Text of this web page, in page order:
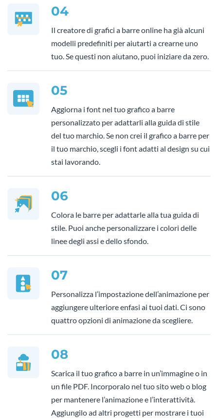
04
Il creatore di grafici a barre online ha già alcuni
modelli predefiniti per aiutarti a crearne uno
tuo. Se questi non aiutano, puoi iniziare da zero.
05
Aggiorna i font nel tuo grafico a barre
personalizzato per adattarli alla guida di stile
del tuo marchio. Se non crei il grafico a barre per
il tuo marchio, scegli i font adatti al design su cui
stai lavorando.
06
Colora le barre per adattarle alla tua guida di
stile. Puoi anche personalizzare i colori delle
linee degli assi e dello sfondo.
07
Personalizza l’impostazione dell’animazione per
aggiungere ulteriore enfasi ai tuoi dati. Ci sono
quattro opzioni di animazione da scegliere.
08
Scarica il tuo grafico a barre in un’immagine o in
un file PDF. Incorporalo nel tuo sito web o blog
per mantenere l’animazione e l’interattività.
Aggiungilo ad altri progetti per mostrare i tuoi